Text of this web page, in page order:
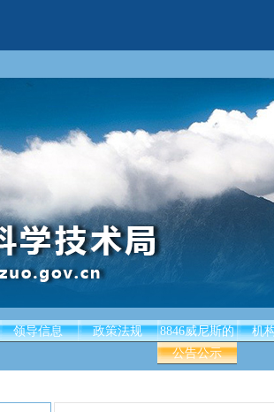
领导信息 政策法规
8846威尼斯的
公告公示
机